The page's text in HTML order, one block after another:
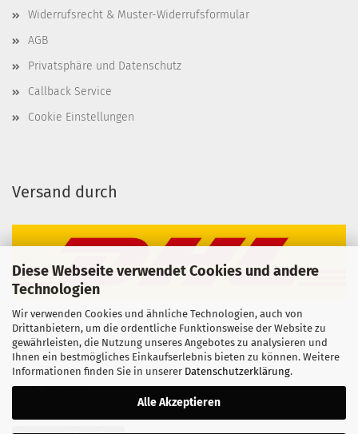
Diese Webseite verwendet Cookies und andere
Technologien
Wir verwenden Cookies und ähnliche Technologien, auch von
Drittanbietern, um die ordentliche Funktionsweise der Website zu
gewährleisten, die Nutzung unseres Angebotes zu analysieren und
Ihnen ein bestmögliches Einkaufserlebnis bieten zu können. Weitere
Informationen finden Sie in unserer Datenschutzerklärung.
Alle Akzeptieren
Widerrufsrecht & Muster-Widerrufsformular
AGB
Privatsphäre und Datenschutz
Callback Service
Cookie Einstellungen
Versand durch
Zahlbar via
Vorkasse